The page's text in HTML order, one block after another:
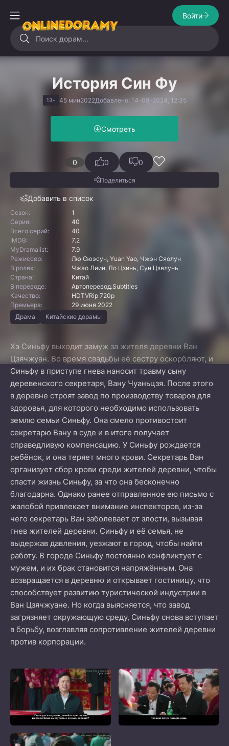
Войти
История Син Фу
13+ 45 мин2022Добавлено: 14-08-2024, 12:35
Смотреть
0
Добавить в список
0 0
Поделиться
Сезон:
1
Серия:
40
Всего серий:
40
IMDB:
7.2
MyDramalist:
7.9
Режиссер:
Лю Сюэсун, Yuan Yao, Чжэн Сяолун
В ролях:
Чжао Лиин, Ло Цзинь, Сун Цзялунь
Страна:
Китай
В переводе:
Автоперевод.Subtitles
Качество:
HDTVRip 720p
Премьера:
29 июня 2022
Драма
Китайские дорамы
Хэ Синьфу выходит замуж за жителя деревни Ван
Цзячжуан. Во время свадьбы её сестру оскорбляют, и
Синьфу в приступе гнева наносит травму сыну
деревенского секретаря, Вану Чуаньцзя. После этого
в деревне строят завод по производству товаров для
здоровья, для которого необходимо использовать
землю семьи Синьфу. Она смело противостоит
секретарю Вану в суде и в итоге получает
справедливую компенсацию. У Синьфу рождается
ребёнок, и она теряет много крови. Секретарь Ван
организует сбор крови среди жителей деревни, чтобы
спасти жизнь Синьфу, за что она бесконечно
благодарна. Однако ранее отправленное ею письмо с
жалобой привлекает внимание инспекторов, из-за
чего секретарь Ван заболевает от злости, вызывая
гнев жителей деревни. Синьфу и её семья, не
выдержав давления, уезжают в город, чтобы найти
работу. В городе Синьфу постоянно конфликтует с
мужем, и их брак становится напряжённым. Она
возвращается в деревню и открывает гостиницу, что
способствует развитию туристической индустрии в
Ван Цзячжуане. Но когда выясняется, что завод
загрязняет окружающую среду, Синьфу снова вступает
в борьбу, возглавляя сопротивление жителей деревни
против корпорации.